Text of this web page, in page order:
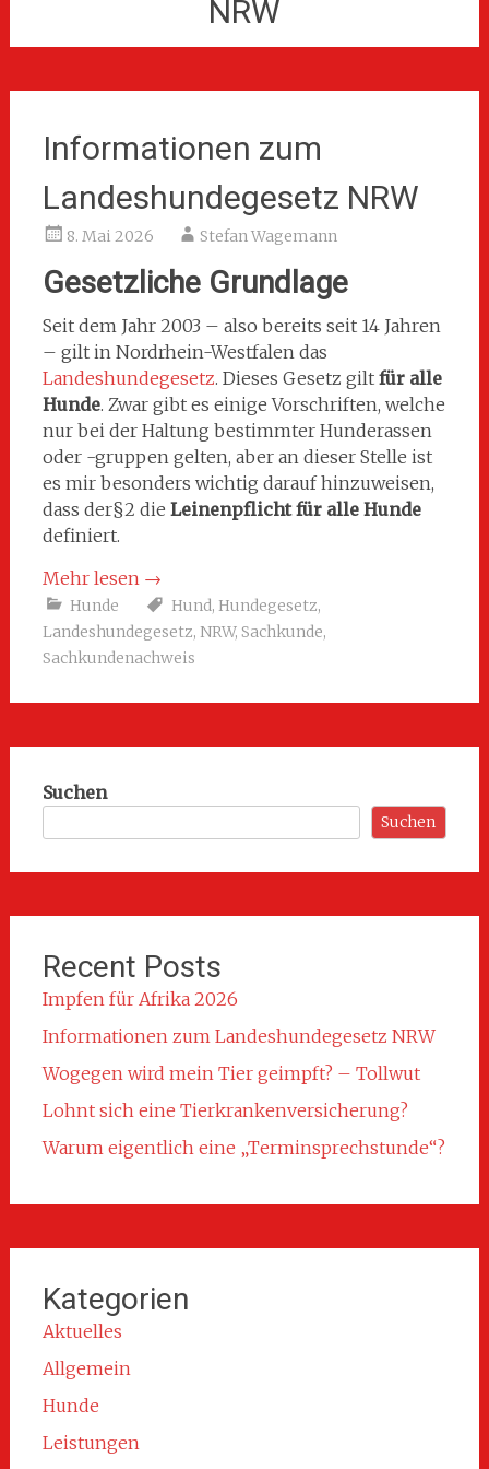
NRW
Informationen zum
Landeshundegesetz NRW
8. Mai 2026 Stefan Wagemann
Gesetzliche Grundlage
Seit dem Jahr 2003 – also bereits seit 14 Jahren
– gilt in Nordrhein-Westfalen das
Landeshundegesetz. Dieses Gesetz gilt für alle
Hunde. Zwar gibt es einige Vorschriften, welche
nur bei der Haltung bestimmter Hunderassen
oder -gruppen gelten, aber an dieser Stelle ist
es mir besonders wichtig darauf hinzuweisen,
dass der§2 die Leinenpflicht für alle Hunde
definiert.
Mehr lesen →
Hunde Hund, Hundegesetz,
Landeshundegesetz, NRW, Sachkunde,
Sachkundenachweis
Suchen
Suchen
Recent Posts
Impfen für Afrika 2026
Informationen zum Landeshundegesetz NRW
Wogegen wird mein Tier geimpft? – Tollwut
Lohnt sich eine Tierkrankenversicherung?
Warum eigentlich eine „Terminsprechstunde“?
Kategorien
Aktuelles
Allgemein
Hunde
Leistungen